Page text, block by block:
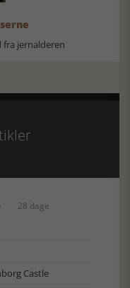
jernalderen
28 dage
Castle